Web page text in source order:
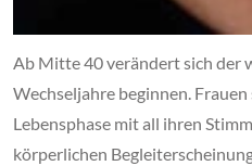
Ab Mitte 40 verändert sich der
Wechseljahre beginnen.
Lebensphase mit all ihren
körperlichen